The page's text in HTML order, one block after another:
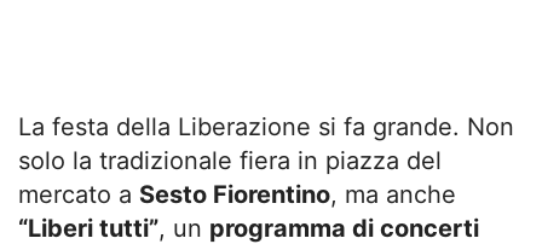
La festa della Liberazione si fa grande. Non
solo la tradizionale fiera in piazza del
mercato a Sesto Fiorentino, ma anche
“Liberi tutti”, un programma di concerti